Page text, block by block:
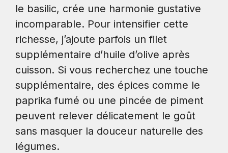
le basilic, crée une harmonie gustative
incomparable. Pour intensifier cette
richesse, j’ajoute parfois un filet
supplémentaire d’huile d’olive après
cuisson. Si vous recherchez une touche
supplémentaire, des épices comme le
paprika fumé ou une pincée de piment
peuvent relever délicatement le goût
sans masquer la douceur naturelle des
légumes.